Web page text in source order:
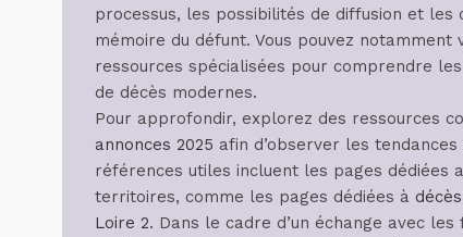
processus, les possibilités de diffusion et
mémoire du défunt. Vous pouvez
ressources spécialisées pour comprendre
de décès modernes.
Pour approfondir, explorez des ressources
annonces 2025 afin d’observer les
références utiles incluent les pages dédiées
territoires, comme les pages dédiées à
Loire 2. Dans le cadre d’un échange avec